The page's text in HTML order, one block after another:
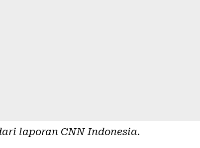
laporan CNN Indonesia.